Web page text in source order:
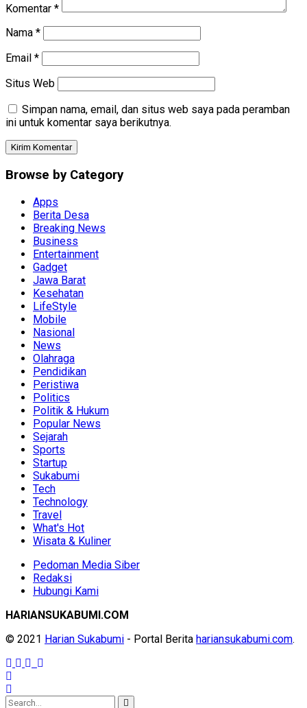
Komentar *
Nama *
Email *
Situs Web
Simpan nama, email, dan situs web saya pada peramban
ini untuk komentar saya berikutnya.
Browse by Category
Apps
Berita Desa
Breaking News
Business
Entertainment
Gadget
Jawa Barat
Kesehatan
LifeStyle
Mobile
Nasional
News
Olahraga
Pendidikan
Peristiwa
Politics
Politik & Hukum
Popular News
Sejarah
Sports
Startup
Sukabumi
Tech
Technology
Travel
What's Hot
Wisata & Kuliner
Pedoman Media Siber
Redaksi
Hubungi Kami
HARIANSUKABUMI.COM
© 2021 Harian Sukabumi - Portal Berita hariansukabumi.com.